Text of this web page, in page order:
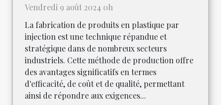
Vendredi 9 août 2024 0h
La fabrication de produits en plastique par
injection est une technique répandue et
stratégique dans de nombreux secteurs
industriels. Cette méthode de production offre
des avantages significatifs en termes
d'efficacité, de coût et de qualité, permettant
ainsi de répondre aux exigences...